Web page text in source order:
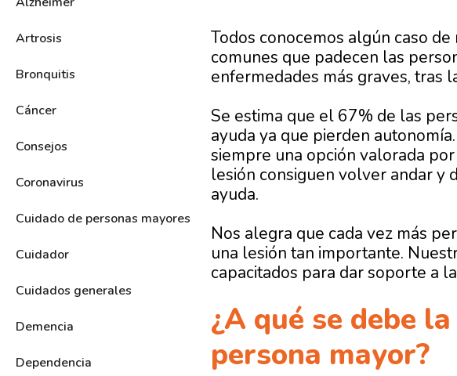
Artrosis
Bronquitis
Cáncer
Consejos
Coronavirus
Cuidado de personas mayores
Cuidador
Cuidados generales
Demencia
Dependencia
Todos conocemos algún caso
comunes que padecen las
enfermedades más graves, tras
Se estima que el 67% de las
ayuda ya que pierden
siempre una opción valorada
lesión consiguen volver andar y
ayuda.
Nos alegra que cada vez más
una lesión tan importante.
capacitados para dar soporte a
¿A qué se debe
persona mayor?